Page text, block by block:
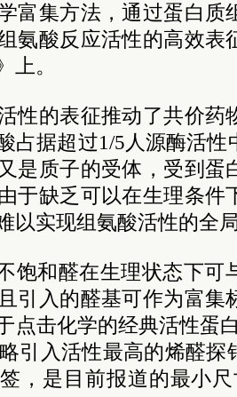
富集方法，通过蛋白质
氨酸反应活性的高效表
上。
性的表征推动了共价药
占据超过1/5人源酶活性
是质子的受体，受到蛋
于缺乏可以在生理条件
以实现组氨酸活性的全
饱和醛在生理状态下可
引入的醛基可作为富集
点击化学的经典活性蛋
引入活性最高的烯醛
，是目前报道的最小